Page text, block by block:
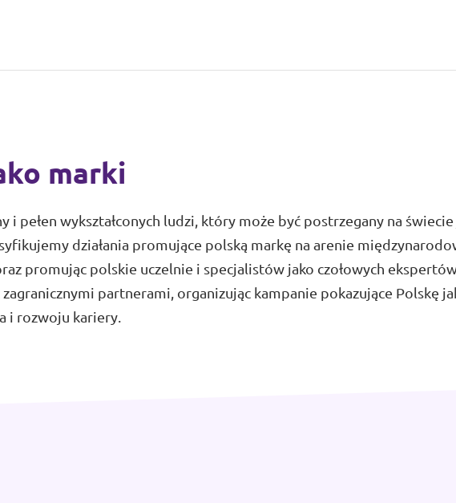
marki
i pełen wykształconych ludzi, który może być postrzegany na
działania promujące polską markę na arenie
promując polskie uczelnie i specjalistów jako czołowych
partnerami, organizując kampanie pokazujące Polskę
i rozwoju kariery.